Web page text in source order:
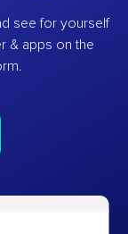
see for yourself
& apps on the